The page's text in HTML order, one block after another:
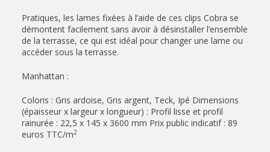
Pratiques, les lames fixées à l’aide de ces clips Cobra se
démontent facilement sans avoir à désinstaller l’ensemble
de la terrasse, ce qui est idéal pour changer une lame ou
accéder sous la terrasse.
Manhattan :
Coloris : Gris ardoise, Gris argent, Teck, Ipé Dimensions
(épaisseur x largeur x longueur) : Profil lisse et profil
rainurée : 22,5 x 145 x 3600 mm Prix public indicatif : 89
euros TTC/m2